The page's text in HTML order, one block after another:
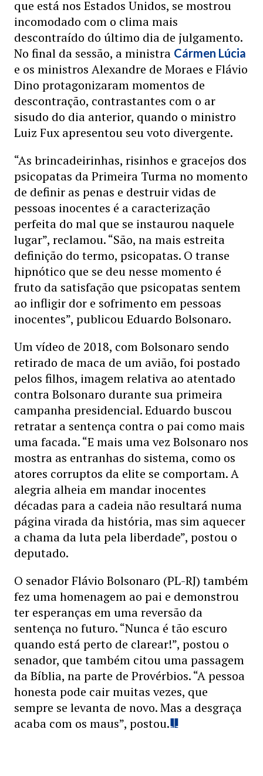
que está nos Estados Unidos, se mostrou
incomodado com o clima mais
descontraído do último dia de julgamento.
No final da sessão, a ministra Cármen Lúcia
e os ministros Alexandre de Moraes e Flávio
Dino protagonizaram momentos de
descontração, contrastantes com o ar
sisudo do dia anterior, quando o ministro
Luiz Fux apresentou seu voto divergente.
“As brincadeirinhas, risinhos e gracejos dos
psicopatas da Primeira Turma no momento
de definir as penas e destruir vidas de
pessoas inocentes é a caracterização
perfeita do mal que se instaurou naquele
lugar”, reclamou. “São, na mais estreita
definição do termo, psicopatas. O transe
hipnótico que se deu nesse momento é
fruto da satisfação que psicopatas sentem
ao infligir dor e sofrimento em pessoas
inocentes”, publicou Eduardo Bolsonaro.
Um vídeo de 2018, com Bolsonaro sendo
retirado de maca de um avião, foi postado
pelos filhos, imagem relativa ao atentado
contra Bolsonaro durante sua primeira
campanha presidencial. Eduardo buscou
retratar a sentença contra o pai como mais
uma facada. “E mais uma vez Bolsonaro nos
mostra as entranhas do sistema, como os
atores corruptos da elite se comportam. A
alegria alheia em mandar inocentes
décadas para a cadeia não resultará numa
página virada da história, mas sim aquecer
a chama da luta pela liberdade”, postou o
deputado.
O senador Flávio Bolsonaro (PL-RJ) também
fez uma homenagem ao pai e demonstrou
ter esperanças em uma reversão da
sentença no futuro. “Nunca é tão escuro
quando está perto de clarear!”, postou o
senador, que também citou uma passagem
da Bíblia, na parte de Provérbios. “A pessoa
honesta pode cair muitas vezes, que
sempre se levanta de novo. Mas a desgraça
acaba com os maus”, postou.